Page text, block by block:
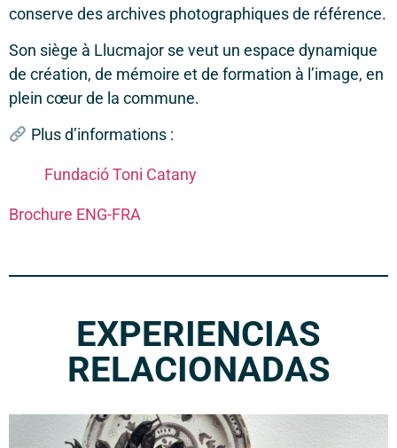
conserve des archives photographiques de référence.
Son siège à Llucmajor se veut un espace dynamique
de création, de mémoire et de formation à l’image, en
plein cœur de la commune.
Plus d’informations :
Fundació Toni Catany
Brochure ENG-FRA
EXPERIENCIAS
RELACIONADAS